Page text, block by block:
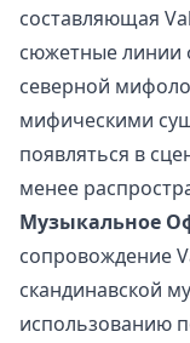
составляющая
сюжетные линии
северной
мифическими
появляться в
менее
Музыкальное
сопровождение
скандинавской
использованию